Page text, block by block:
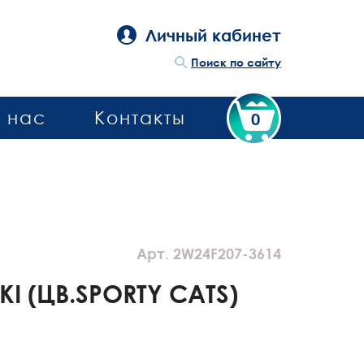
Личный кабинет
Поиск по сайту
0
Контакты
Арт. 2W24F207-3614
(ЦВ.SPORTY CATS)